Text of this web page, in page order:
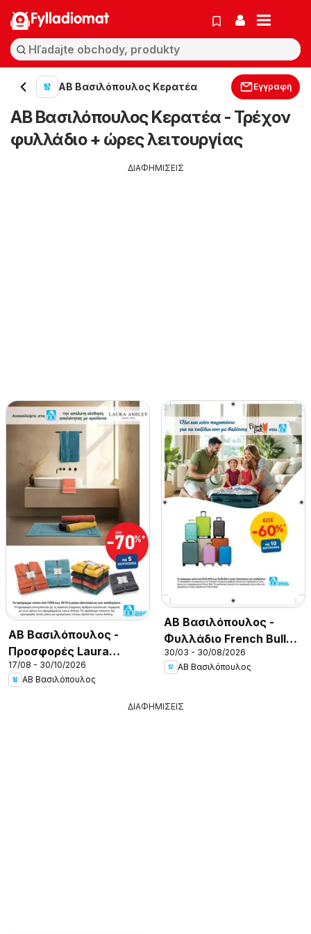
Fylladiomat
ΑΒ Βασιλόπουλος Κερατέα Εγγραφή
ΑΒ Βασιλόπουλος Κερατέα - Τρέχον
φυλλάδιο + ώρες λειτουργίας
ΔΙΑΦΗΜΙΣΕΙΣ
ΑΒ Βασιλόπουλος -
Προσφορές Laura
Ashley
17/08 - 30/10/2026
ΑΒ Βασιλόπουλος
ΑΒ Βασιλόπουλος -
Φυλλάδιο French Bull
Continuity leaflet 2026
30/03 - 30/08/2026
ΑΒ Βασιλόπουλος
ΔΙΑΦΗΜΙΣΕΙΣ